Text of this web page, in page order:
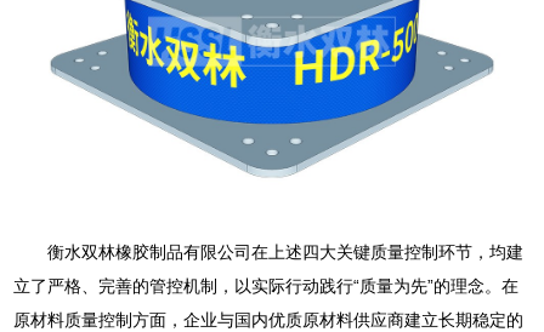
衡水双林橡胶制品有限公司在上述四大关键质量控制环节，均建
立了严格、完善的管控机制，以实际行动践行“质量为先”的理念。在
原材料质量控制方面，企业与国内优质原材料供应商建立长期稳定的